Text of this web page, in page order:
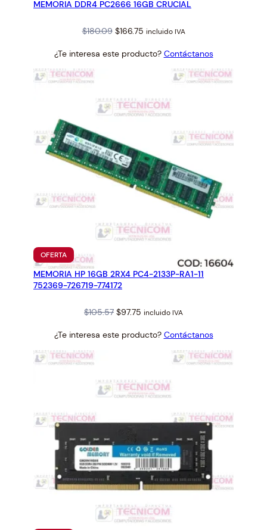
OFERTA
MEMORIA DDR4 PC2666 16GB CRUCIAL
$180.09 Original
was:
$166.75Current
is:
incluido IVA
¿Te interesa este producto? Contáctanos
OFERTAPRODUCTO
EN
OFERTA
MEMORIA HP 16GB 2RX4 PC4-2133P-RA1-11
752369-726719-774172
$105.57 Original
was:
$97.75 Current
is:
incluido IVA
¿Te interesa este producto? Contáctanos